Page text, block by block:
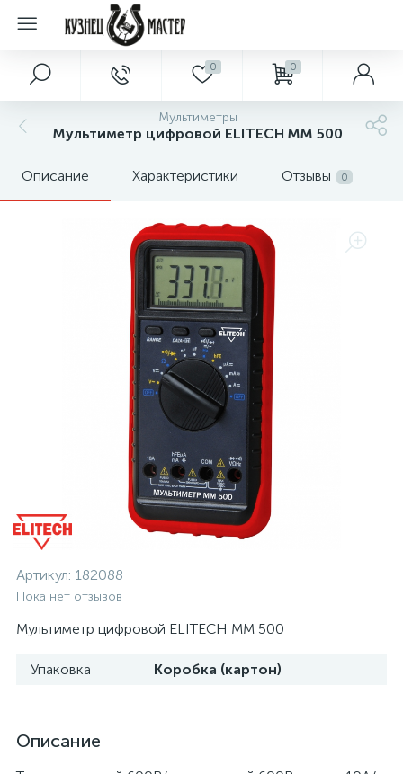
0 0
Мультиметры
Мультиметр цифровой ELITECH MM 500
Описание Характеристики Отзывы 0
Артикул: 182088
Пока нет отзывов
Мультиметр цифровой ELITECH MM 500
Упаковка Коробка (картон)
Описание